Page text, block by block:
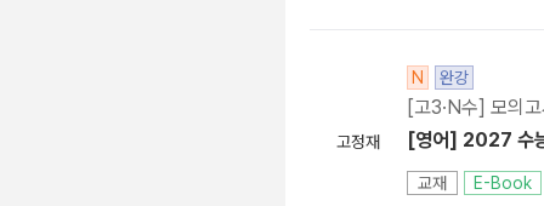
고정재
N 완강
[고3·N수] 모의
[영어] 2027 수
교재 E-Book